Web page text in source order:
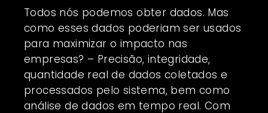
Todos nós podemos obter dados. Mas
como esses dados poderiam ser usados
​​para maximizar o impacto nas
empresas? – Precisão, integridade,
quantidade real de dados coletados e
processados ​​pelo sistema, bem como
análise de dados em tempo real. Com